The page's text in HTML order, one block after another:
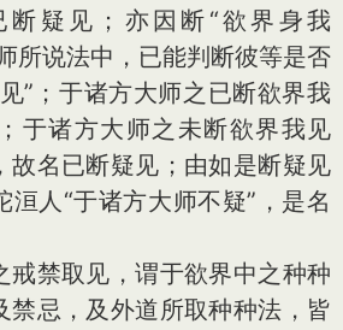
断疑见；亦因断“欲界身我
所说法中，已能判断彼等是否
”；于诸方大师之已断欲界我
于诸方大师之未断欲界我见
故名已断疑见；由如是断疑见
洹人“于诸方大师不疑”，是名
禁取见，谓于欲界中之种种
禁忌，及外道所取种种法，皆